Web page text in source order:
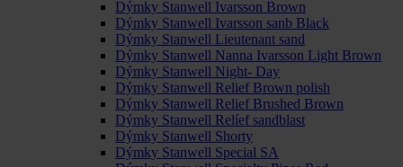
Dýmky Stanwell Ivarsson Brown
Dýmky Stanwell Ivarsson sanb Black
Dýmky Stanwell Lieutenant sand
Dýmky Stanwell Nanna Ivarsson Light Brown
Dýmky Stanwell Night- Day
Dýmky Stanwell Relief Brown polish
Dýmky Stanwell Relief Brushed Brown
Dýmky Stanwell Relíef sandblast
Dýmky Stanwell Shorty
Dýmky Stanwell Special SA